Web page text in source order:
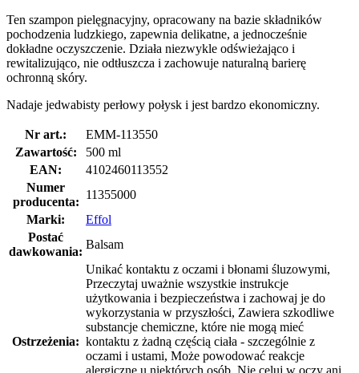
Ten szampon pielęgnacyjny, opracowany na bazie składników
pochodzenia ludzkiego, zapewnia delikatne, a jednocześnie
dokładne oczyszczenie. Działa niezwykle odświeżająco i
rewitalizująco, nie odtłuszcza i zachowuje naturalną barierę
ochronną skóry.
Nadaje jedwabisty perłowy połysk i jest bardzo ekonomiczny.
Nr art.:
EMM-113550
Zawartość:
500 ml
EAN:
4102460113552
Numer
producenta:
11355000
Marki:
Effol
Postać
dawkowania:
Balsam
Ostrzeżenia:
Unikać kontaktu z oczami i błonami śluzowymi,
Przeczytaj uważnie wszystkie instrukcje
użytkowania i bezpieczeństwa i zachowaj je do
wykorzystania w przyszłości, Zawiera szkodliwe
substancje chemiczne, które nie mogą mieć
kontaktu z żadną częścią ciała - szczególnie z
oczami i ustami, Może powodować reakcje
alergiczne u niektórych osób, Nie celuj w oczy ani